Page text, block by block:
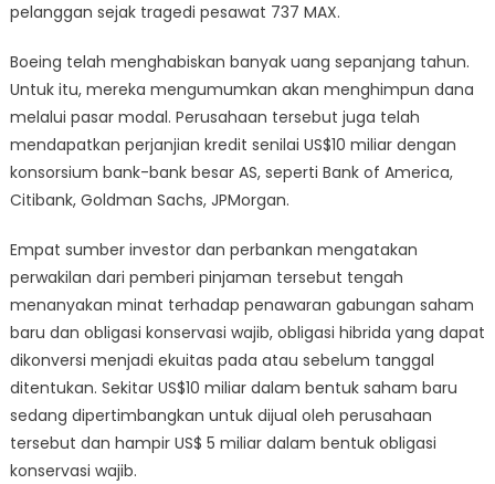
pelanggan sejak tragedi pesawat 737 MAX.
Boeing telah menghabiskan banyak uang sepanjang tahun.
Untuk itu, mereka mengumumkan akan menghimpun dana
melalui pasar modal. Perusahaan tersebut juga telah
mendapatkan perjanjian kredit senilai US$10 miliar dengan
konsorsium bank-bank besar AS, seperti Bank of America,
Citibank, Goldman Sachs, JPMorgan.
Empat sumber investor dan perbankan mengatakan
perwakilan dari pemberi pinjaman tersebut tengah
menanyakan minat terhadap penawaran gabungan saham
baru dan obligasi konservasi wajib, obligasi hibrida yang dapat
dikonversi menjadi ekuitas pada atau sebelum tanggal
ditentukan. Sekitar US$10 miliar dalam bentuk saham baru
sedang dipertimbangkan untuk dijual oleh perusahaan
tersebut dan hampir US$ 5 miliar dalam bentuk obligasi
konservasi wajib.